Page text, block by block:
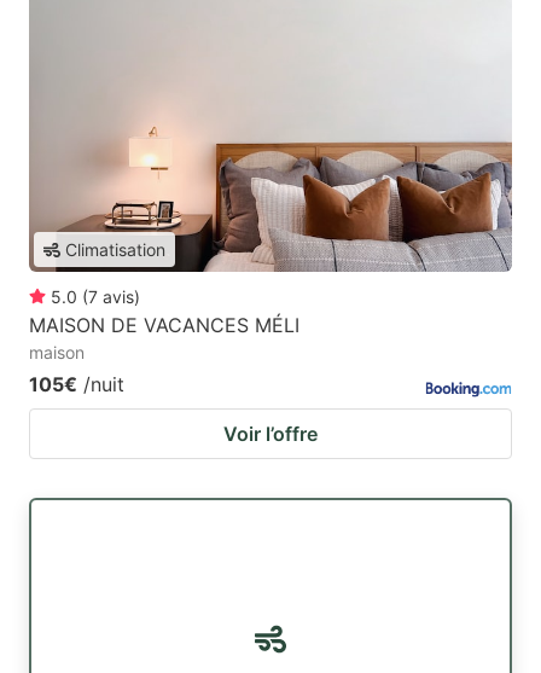
Climatisation
5.0 (7 avis)
MAISON DE VACANCES MÉLI
maison
105€ /nuit
Voir l’offre